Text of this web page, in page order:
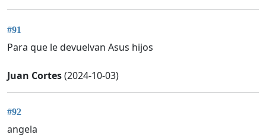
#91
Para que le devuelvan Asus hijos
Juan Cortes(2024-10-03)
#92
angela